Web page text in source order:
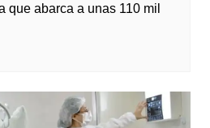
que abarca a unas 110 mil